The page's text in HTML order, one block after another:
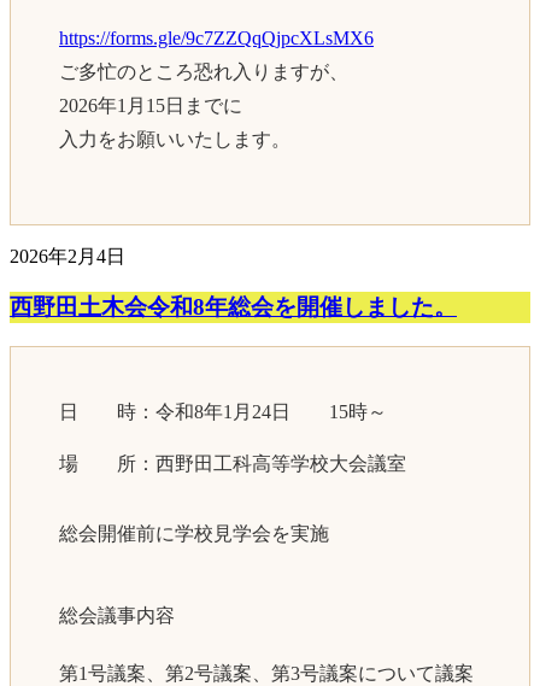
https://forms.gle/9c7ZZQqQjpcXLsMX6
ご多忙のところ恐れ入りますが、
2026年1月15日までに
入力をお願いいたします。
2026年2月4日
西野田土木会令和8年総会を開催しました。
日 時：令和8年1月24日 15時～
場 所：西野田工科高等学校大会議室
総会開催前に学校見学会を実施
総会議事内容
第1号議案、第2号議案、第3号議案について議案